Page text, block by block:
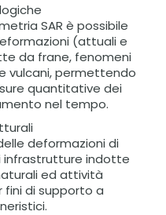
SAR è possibile
(attuali e
da frane, fenomeni
vulcani, permettendo
quantitative dei
nel tempo.
deformazioni di
infrastrutture indotte
ed attività
di supporto a